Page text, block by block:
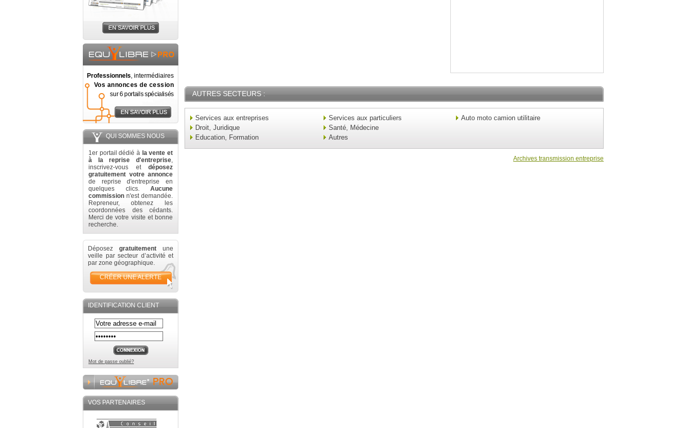
Professionnels, intermédiaires
Vos annonces de cession
sur 6 portails spécialisés
QUI SOMMES NOUS
1er portail dédié à la vente et
à la reprise d'entreprise,
inscrivez-vous et déposez
gratuitement votre annonce
de reprise d'entreprise en
quelques clics. Aucune
commission n'est demandée.
Repreneur, obtenez les
coordonnées des cédants.
Merci de votre visite et bonne
recherche.
Déposez gratuitement une
veille par secteur d’activité et
par zone géographique.
CRÉER UNE ALERTE
IDENTIFICATION CLIENT
Mot de passe oublié?
VOS PARTENAIRES
AUTRES SECTEURS :
Services aux entreprises
Droit, Juridique
Education, Formation
Services aux particuliers
Santé, Médecine
Autres
Auto moto camion utilitaire
Archives transmission entreprise